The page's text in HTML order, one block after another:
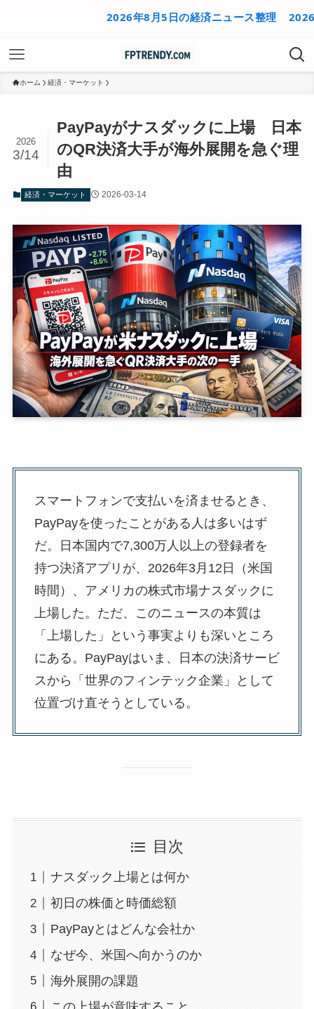
2026年8月5日の経済ニュース整理 2026年8月
ホーム 経済・マーケット
PayPayがナスダックに上場 日本
のQR決済大手が海外展開を急ぐ理
由
2026
3/14
経済・マーケット 2026-03-14
スマートフォンで支払いを済ませるとき、
PayPayを使ったことがある人は多いはず
だ。日本国内で7,300万人以上の登録者を
持つ決済アプリが、2026年3月12日（米国
時間）、アメリカの株式市場ナスダックに
上場した。ただ、このニュースの本質は
「上場した」という事実よりも深いところ
にある。PayPayはいま、日本の決済サービ
スから「世界のフィンテック企業」として
位置づけ直そうとしている。
目次
ナスダック上場とは何か
初日の株価と時価総額
PayPayとはどんな会社か
なぜ今、米国へ向かうのか
海外展開の課題